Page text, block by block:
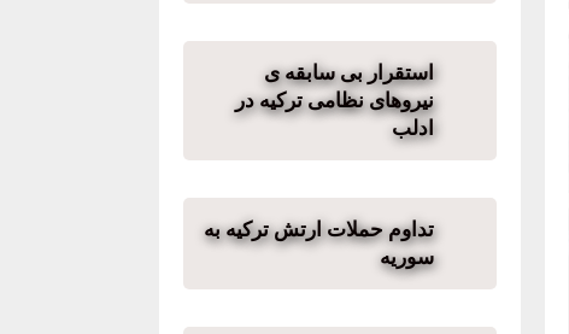
استقرار بی سابقه ی
نیروهای نظامی ترکیه در
ادلب
تداوم حملات ارتش ترکیه به
سوریه